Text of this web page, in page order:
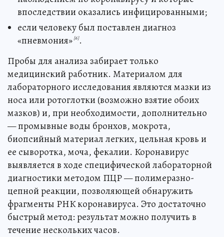
впоследствии оказались инфицированными;
если человеку был поставлен диагноз
«пневмония» [6].
Пробы для анализа забирает только
медицинский работник. Материалом для
лабораторного исследования являются мазки из
носа или ротоглотки (возможно взятие обоих
мазков) и, при необходимости, дополнительно
— промывные воды бронхов, мокрота,
биопсийный материал легких, цельная кровь и
ее сыворотка, моча, фекалии. Коронавирус
выявляется в ходе специфической лабораторной
диагностики методом ПЦР — полимеразно-
цепной реакции, позволяющей обнаружить
фрагменты РНК коронавируса. Это достаточно
быстрый метод: результат можно получить в
течение нескольких часов.